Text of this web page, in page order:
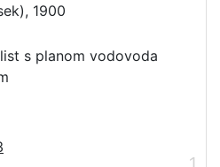
1900
s planom vodovoda